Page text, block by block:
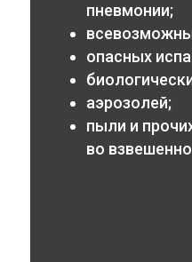
пневмонии;
опасных
аэрозолей;
пыли и
во